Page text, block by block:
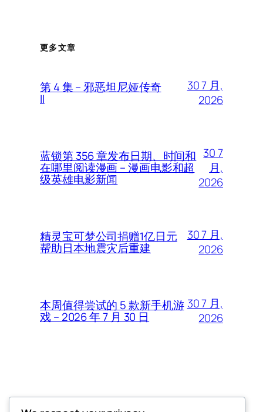
更多文章
第 4 集 – 邪恶坦尼娅传奇
II
30 7 月,
2026
蓝锁第 356 章发布日期、时间和
在哪里阅读漫画 – 漫画电影和超
级英雄电影新闻
30 7
月,
2026
精灵宝可梦公司捐赠1亿日元
帮助日本地震灾后重建
30 7 月,
2026
本周值得尝试的 5 款新手机游
戏 – 2026 年 7 月 30 日
30 7 月,
2026
Thunder Feeds